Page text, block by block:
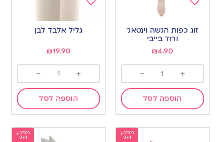
to
wishlist
זוג כפות הגשה וינטאג׳
ורוד בייבי
₪4.90
+
-
הוספה לסל
גליל אלבד לבן
₪19.90
+
-
הוספה לסל
מבצע
2+1
מבצע
2+1